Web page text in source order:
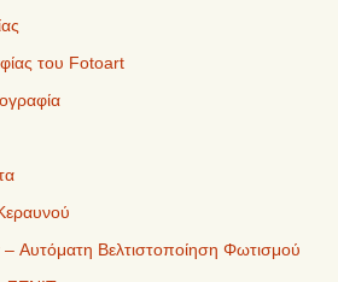
του Fotoart
Αυτόματη Βελτιστοποίηση Φωτισμού